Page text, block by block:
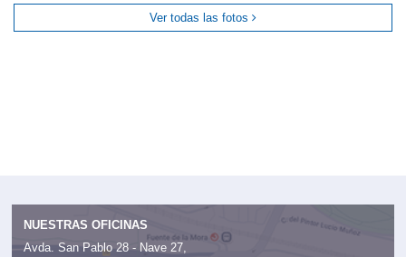
Ver todas las fotos
NUESTRAS OFICINAS
Avda. San Pablo 28 - Nave 27,